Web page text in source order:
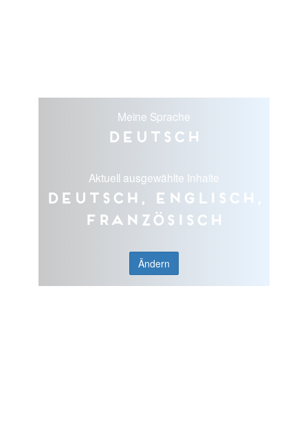
Meine Sprache
Deutsch
Aktuell ausgewählte Inhalte
Deutsch, Englisch,
Französisch
Ändern